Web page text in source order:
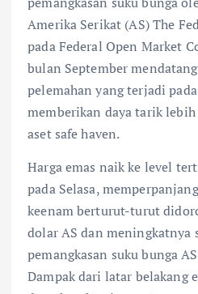
Amerika Serikat (AS) The
pada Federal Open Market
bulan September
pelemahan yang terjadi
memberikan daya tarik lebih
aset safe haven.
Harga emas naik ke level
pada Selasa,
keenam berturut-turut
dolar AS dan meningkatnya
pemangkasan suku bunga
Dampak dari latar belakang